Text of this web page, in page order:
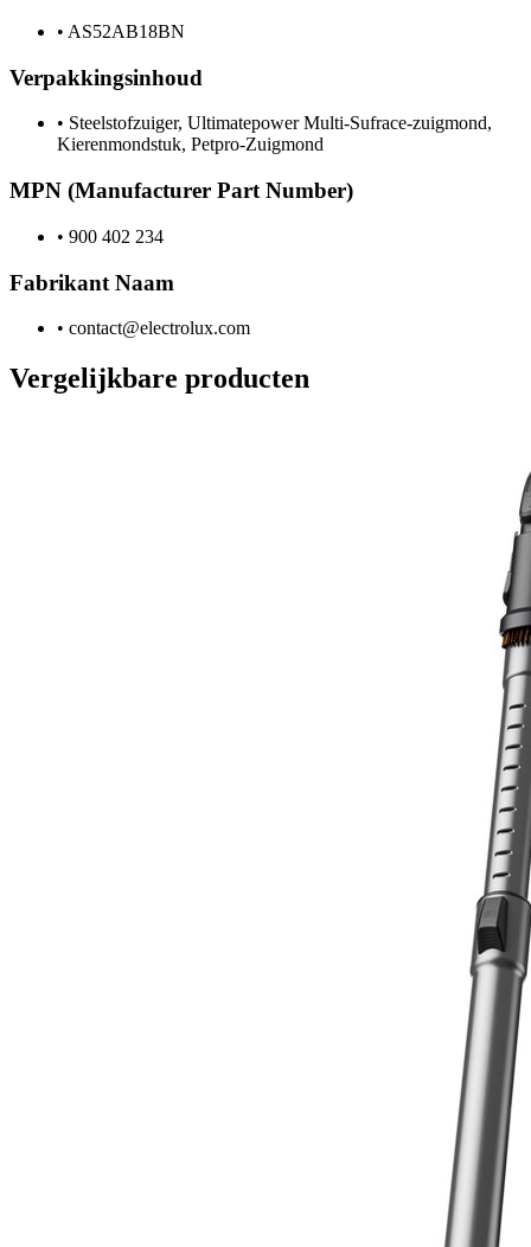
• AS52AB18BN
Verpakkingsinhoud
• Steelstofzuiger, Ultimatepower Multi-Sufrace-zuigmond,
Kierenmondstuk, Petpro-Zuigmond
MPN (Manufacturer Part Number)
• 900 402 234
Fabrikant Naam
• contact@electrolux.com
Vergelijkbare producten